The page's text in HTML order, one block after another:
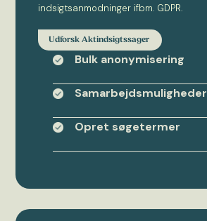
indsigtsanmodninger ifbm. GDPR.
Udforsk Aktindsigtssager
Bulk anonymisering
Samarbejdsmuligheder
Opret søgetermer